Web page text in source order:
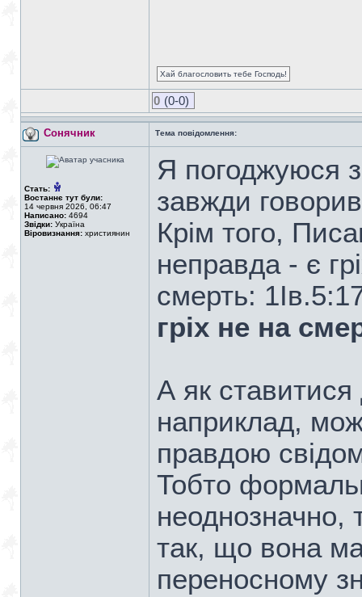
Хай благословить тебе Господь!
0 (0-0)
Сонячник Тема повідомлення:
Стать:
Востаннє тут були:
14 червня 2026, 06:47
Написано: 4694
Звідки: Україна
Віровизнання: християнин
Я погоджуюся
завжди
Крім того,
неправда - є
смерть:
гріх не на
А як ставитися
наприклад,
правдою
Тобто
неоднозначно,
так, що вона
переносному